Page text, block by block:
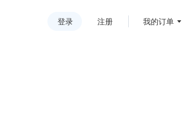
登录 注册 我的订单